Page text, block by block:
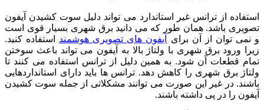
استفاده از ترانس غیر استاندارد می تواند دلیل سوت کشیدن آیفون
تصویری باشد. همان طور که می دانید برق شهری بسیار قوی است
و نمی توان از آن برای
آیفون های تصویری هوشمند استفاده کنید.
زیرا ورود برق شهری با ولتاژ بالا به آیفون می تواند باعث سوختن
تمام قطعات آن شود. به همین دلیل از ترانس استفاده می کنند تا
ولتاژ برق شهری را کاهش دهد. ترانس ها باید دارای استانداردهایی
باشند. در غیر این صورت می توانند مشکلاتی از جمله سوت کشیدن
آیفون را در پی داشته باشند.